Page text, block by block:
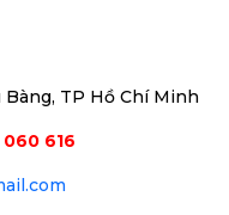
Bàng, TP Hồ Chí Minh
060 616